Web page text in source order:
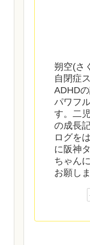
朔空(さ
自閉症
ADHD
パワフ
す。二
の成長
ログを
に阪神
ちゃん
お願しま